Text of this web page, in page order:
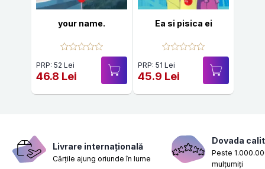
your name.
PRP: 52 Lei
46.8 Lei
Ea si pisica ei
PRP: 51 Lei
45.9 Lei
Livrare internațională
Cărțile ajung oriunde în lume
Dovada
Peste
mulțumiți